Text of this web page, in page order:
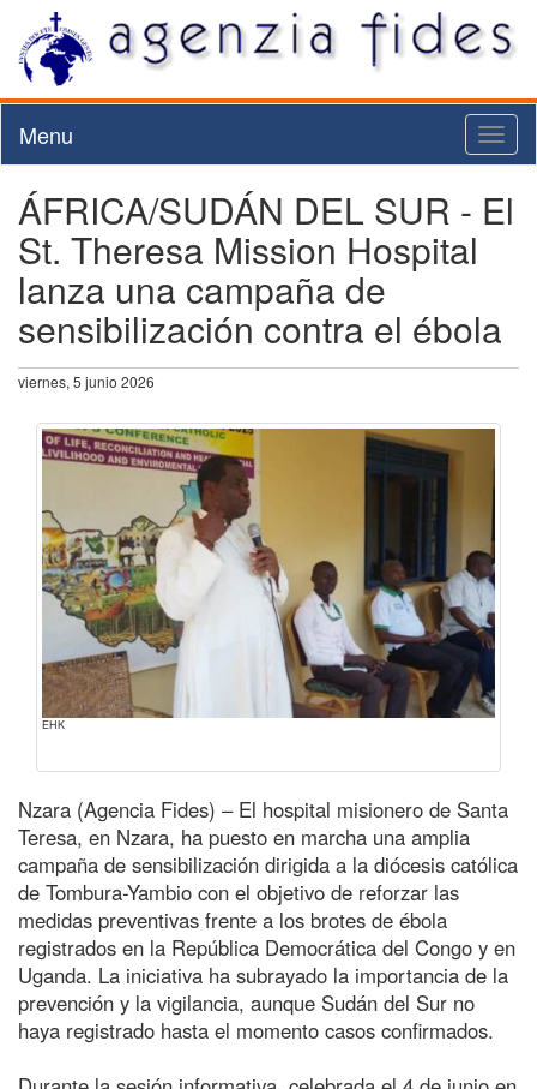
Menu
ÁFRICA/SUDÁN DEL SUR - El
St. Theresa Mission Hospital
lanza una campaña de
sensibilización contra el ébola
viernes, 5 junio 2026
EHK
Nzara (Agencia Fides) – El hospital misionero de Santa
Teresa, en Nzara, ha puesto en marcha una amplia
campaña de sensibilización dirigida a la diócesis católica
de Tombura-Yambio con el objetivo de reforzar las
medidas preventivas frente a los brotes de ébola
registrados en la República Democrática del Congo y en
Uganda. La iniciativa ha subrayado la importancia de la
prevención y la vigilancia, aunque Sudán del Sur no
haya registrado hasta el momento casos confirmados.